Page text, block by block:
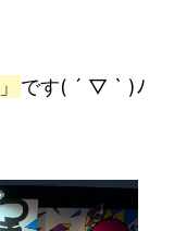
です( ´ ▽ ` )ﾉ